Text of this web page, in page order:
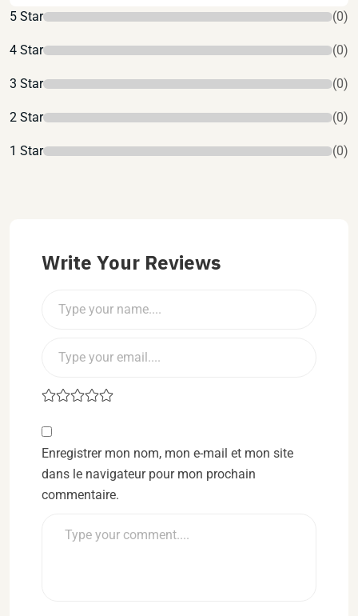
5 Star (0)
4 Star (0)
3 Star (0)
2 Star (0)
1 Star (0)
Write Your Reviews
Enregistrer mon nom, mon e-mail et mon site
dans le navigateur pour mon prochain
commentaire.